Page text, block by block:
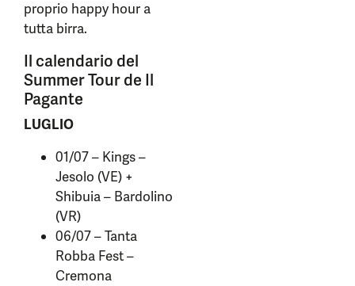
proprio happy hour a
tutta birra.
Il calendario del
Summer Tour de Il
Pagante
LUGLIO
01/07 – Kings –
Jesolo (VE) +
Shibuia – Bardolino
(VR)
06/07 – Tanta
Robba Fest –
Cremona